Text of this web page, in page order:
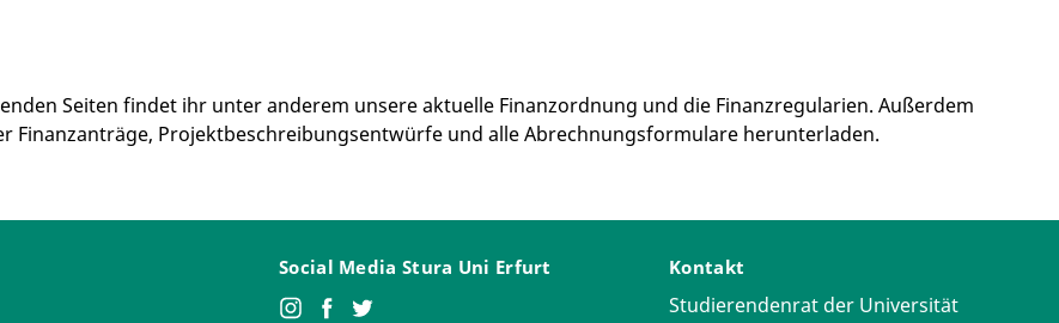
Seiten findet ihr unter anderem unsere aktuelle Finanzordnung und die Finanzregularien. Außerdem
Finanzanträge, Projektbeschreibungsentwürfe und alle Abrechnungsformulare herunterladen.
Social Media Stura Uni Erfurt Kontakt
Studierendenrat der Universität